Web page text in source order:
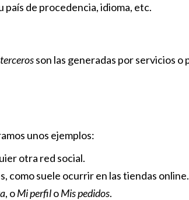
de procedencia, idioma, etc.
son las generadas por servicios
unos ejemplos:
otra red social.
como suele ocurrir en las tiendas online.
, oMi perfiloMis pedidos.